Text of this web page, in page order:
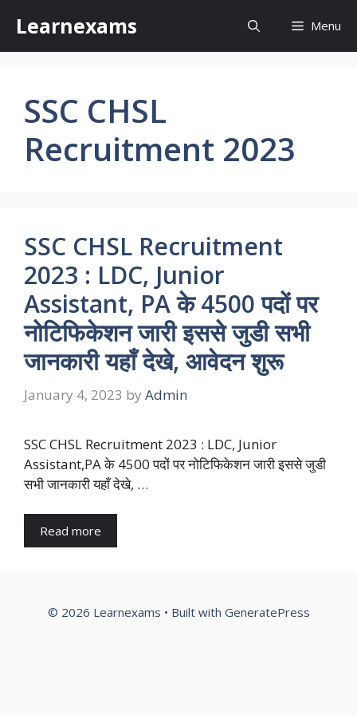
content
Learnexams Menu
SSC CHSL
Recruitment 2023
SSC CHSL Recruitment
2023 : LDC, Junior
Assistant, PA के 4500 पदों पर
नोटिफिकेशन जारी इससे जुडी सभी
जानकारी यहाँ देखे, आवेदन शुरू
January 4, 2023 by Admin
SSC CHSL Recruitment 2023 : LDC, Junior
Assistant,PA के 4500 पदों पर नोटिफिकेशन जारी इससे जुडी
सभी जानकारी यहाँ देखे, …
Read more
© 2026 Learnexams • Built with GeneratePress